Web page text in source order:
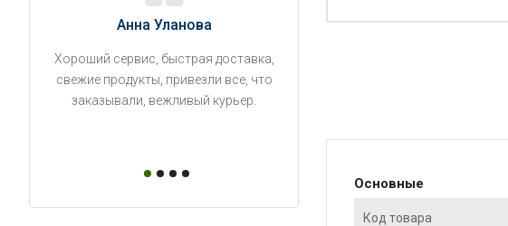
Анна Уланова
Хороший сервис, быстрая доставка,
свежие продукты, привезли все, что
заказывали, вежливый курьер.
Александр П.
Основные
Код товара